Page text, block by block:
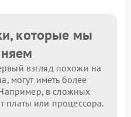
которые мы
взгляд похожи на
могут иметь более
в сложных
платы или процессора.